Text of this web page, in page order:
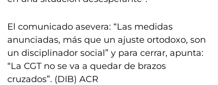
El comunicado asevera: “Las medidas
anunciadas, más que un ajuste ortodoxo, son
un disciplinador social” y para cerrar, apunta:
“La CGT no se va a quedar de brazos
cruzados”. (DIB) ACR